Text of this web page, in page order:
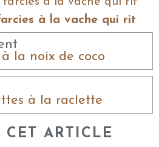
à la vache qui rit
la noix de coco
à la raclette
CET ARTICLE